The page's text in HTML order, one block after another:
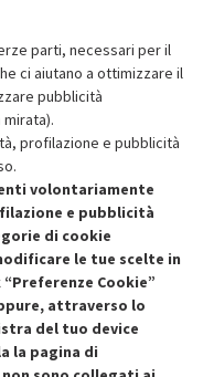
ricondizionato.
dal contratto qui
parti, necessari per il
ci aiutano a ottimizzare il
pubblicità
profilazione e pubblicità
volontariamente
e pubblicità
di cookie
le tue scelte in
Cookie”
attraverso lo
del tuo device
la pagina di